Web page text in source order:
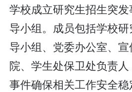
学校成立研究生招生突
导小组。成员包括学校
导小组、党委办公室、
院、学生处保卫处负责
事件确保相关工作安全稳